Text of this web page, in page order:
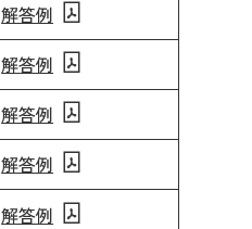
解答例
解答例
解答例
解答例
解答例